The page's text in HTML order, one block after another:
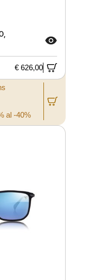
€ 626,00
al -40%